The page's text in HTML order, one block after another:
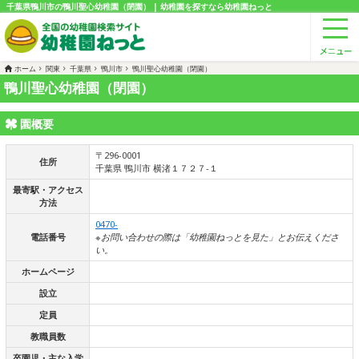
千葉県鴨川市の鴨川聖心幼稚園（閉園） | 幼稚園を探すなら幼稚園ねっと
ホーム 関東 千葉県 鴨川市 鴨川聖心幼稚園（閉園）
鴨川聖心幼稚園（閉園）
園概要
住所
〒296-0001
千葉県 鴨川市 横渚１７２７-１
最寄駅・アクセス
方法
電話番号
0470-
※お問い合わせの際は「幼稚園ねっとを見た」とお伝えくださ
い。
ホームページ
設立
定員
教職員数